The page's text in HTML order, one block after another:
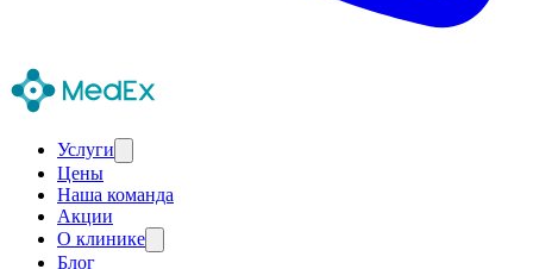
Услуги
Цены
Наша команда
Акции
О клинике
Блог